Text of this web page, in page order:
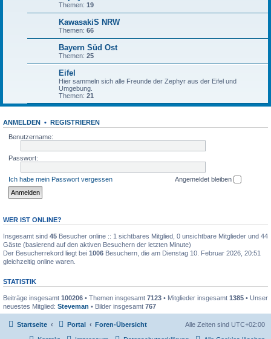
Themen: 19
KawasakiS NRW
Themen: 66
Bayern Süd Ost
Themen: 25
Eifel
Hier sammeln sich alle Freunde der Zephyr aus der Eifel und
Umgebung.
Themen: 21
ANMELDEN • REGISTRIEREN
Benutzername:
Passwort:
Ich habe mein Passwort vergessen Angemeldet bleiben
WER IST ONLINE?
Insgesamt sind 45 Besucher online :: 1 sichtbares Mitglied, 0 unsichtbare Mitglieder und 44
Gäste (basierend auf den aktiven Besuchern der letzten Minute)
Der Besucherrekord liegt bei 1006 Besuchern, die am Dienstag 10. Februar 2026, 20:51
gleichzeitig online waren.
STATISTIK
Beiträge insgesamt 100206 • Themen insgesamt 7123 • Mitglieder insgesamt 1385 • Unser
neuestes Mitglied: Steveman • Bilder insgesamt 767
Startseite Portal Foren-Übersicht Alle Zeiten sind UTC+02:00